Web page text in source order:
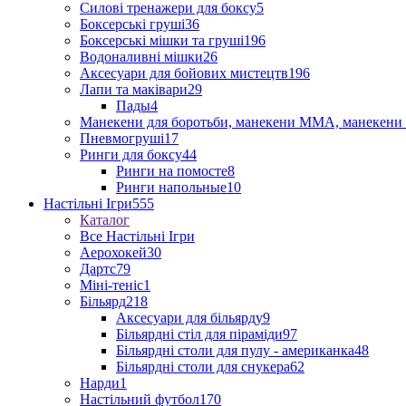
Силові тренажери для боксу5
Боксерські груші36
Боксерські мішки та груші196
Водоналивні мішки26
Аксесуари для бойових мистецтв196
Лапи та маківари29
Пады4
Манекени для боротьби, манекени ММА, манекени
Пневмогруші17
Ринги для боксу44
Ринги на помосте8
Ринги напольные10
Настільні Ігри555
Каталог
Все Настільні Ігри
Аерохокей30
Дартс79
Міні-теніс1
Більярд218
Аксесуари для більярду9
Більярдні стіл для піраміди97
Більярдні столи для пулу - американка48
Більярдні столи для снукера62
Нарди1
Настільний футбол170